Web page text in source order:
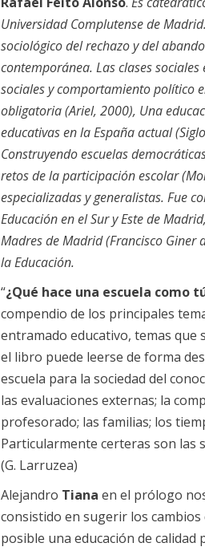
Universidad Complutense de
sociológico del rechazo y del
contemporánea. Las clases
sociales y comportamiento político
obligatoria (Ariel, 2000), Una
educativas en la España actual
Construyendo escuelas
retos de la participación escolar
especializadas y generalistas. Fue
Educación en el Sur y Este de
Madres de Madrid (Francisco Giner
la Educación.
“¿Qué hace una escuela como
compendio de los principales
entramado educativo, temas
el libro puede leerse de forma
escuela para la sociedad del
las evaluaciones externas; la
profesorado; las familias; los
Particularmente certeras son las
(G. Larruzea)
Alejandro Tiana en el prólogo
consistido en sugerir los
posible una educación de calidad